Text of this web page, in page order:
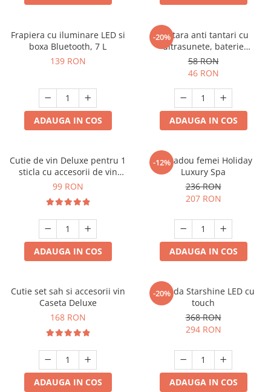
Frapiera cu iluminare LED si
boxa Bluetooth, 7 L
139 RON
ADAUGA IN COS
-20%
Bratara anti tantari cu
ultrasunete, baterie
reincarcabila 90mAh
58 RON
46 RON
ADAUGA IN COS
Cutie de vin Deluxe pentru 1
sticla cu accesorii de vin
incluse piele ecologica de
99 RON
ADAUGA IN COS
-12%
Set cadou femei Holiday
Luxury Spa
236 RON
207 RON
ADAUGA IN COS
Cutie set sah si accesorii vin
Caseta Deluxe
168 RON
ADAUGA IN COS
-20%
Oglinda Starshine LED cu
touch
368 RON
294 RON
ADAUGA IN COS